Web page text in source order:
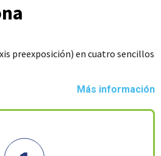
preexposición) en cuatro sencillos
Más información